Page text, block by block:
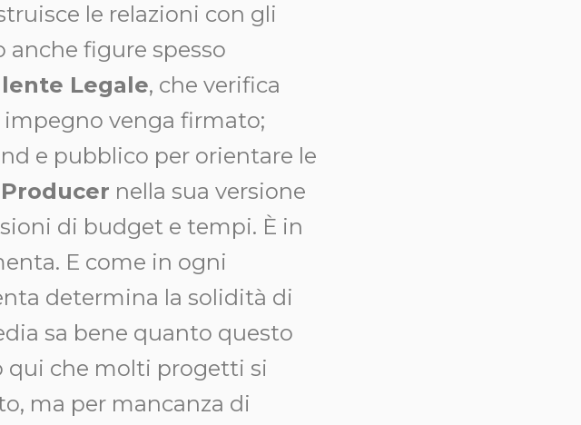
le relazioni con gli
figure spesso
Legale, che verifica
venga firmato;
e pubblico per orientare le
nella sua versione
di budget e tempi. È in
E come in ogni
determina la solidità di
sa bene quanto questo
qui che molti progetti si
ma per mancanza di